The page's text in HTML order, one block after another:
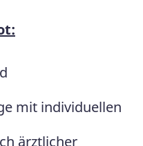
mit individuellen
ärztlicher